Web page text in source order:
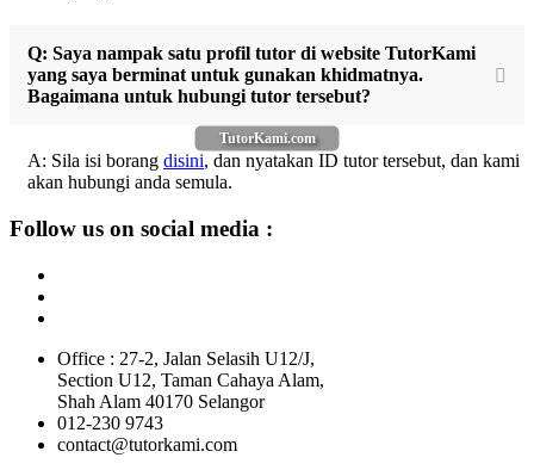
TutorKami.com
Q: Saya nampak satu profil tutor di website TutorKami
yang saya berminat untuk gunakan khidmatnya.
Bagaimana untuk hubungi tutor tersebut?
A: Sila isi borang disini, dan nyatakan ID tutor tersebut, dan kami
akan hubungi anda semula.
Follow us on social media :
Office : 27-2, Jalan Selasih U12/J,
Section U12, Taman Cahaya Alam,
Shah Alam 40170 Selangor
012-230 9743
contact@tutorkami.com